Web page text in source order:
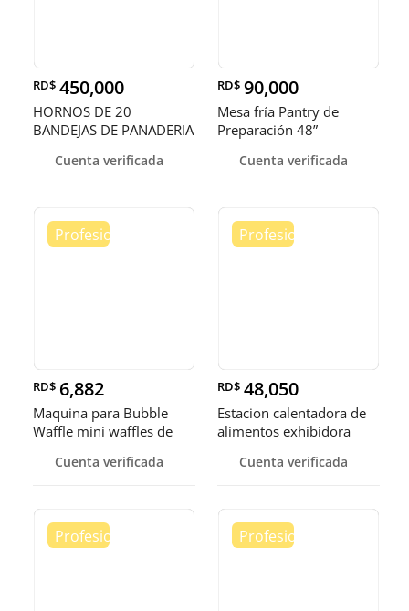
RD$ 450,000
HORNOS DE 20
BANDEJAS DE PANADERIA
Cuenta verificada
RD$ 90,000
Mesa fría Pantry de
Preparación 48”
Cuenta verificada
RD$ 6,882
Maquina para Bubble
Waffle mini waffles de
Cuenta verificada
RD$ 48,050
Estacion calentadora de
alimentos exhibidora
Cuenta verificada